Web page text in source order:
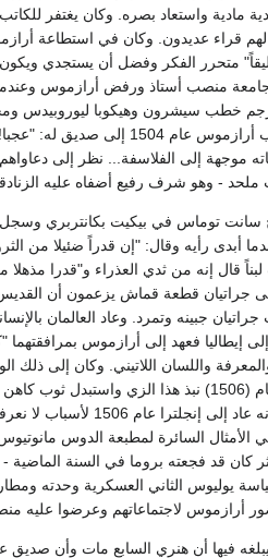
مادية واستعاد بصره. وكان يغتفر
لهم قراء عديدون. وكان في استطاعة
متحرر الفكر وفضل أن يستجدي
مدير الجامعة منصب أستاذ ورفض
خطب سيشرون وهيكوبا
الفيلسوف الشاك الظريف أسهم في تشكيل
إلى الفلاسفة... نظر إلى دعاواهم
ملحد - وهو شرف رفيع أضفاه عليه
وقاما بالحج إلى ضريح سانت توماس في بيكيت
أبدى رأيه وقال: "إن قدراً ضئيلا من
قال إنه من ثدي العذراء و"قدرا مذهلا
قطعة قماش يزعمون أن القديس
جبينه وتمرد. وعاد العالمان
فعهد إلى أرازموس
واللسان اللاتيني. وكان إلى
ثوب أسود ومعطف وقلنسوة وقبعة بيضاء يحملها عادة على ذراعيه
إذن بهذا الاستبدال من البابا يوليوس ثم
كان قد فجعته بروما في السنة
يوليوس الثاني العسكرية وحدته
أرازموس لاجتماعاتهم وعرضوا عليه
فيها أن هنري السابع مات وأن صديق